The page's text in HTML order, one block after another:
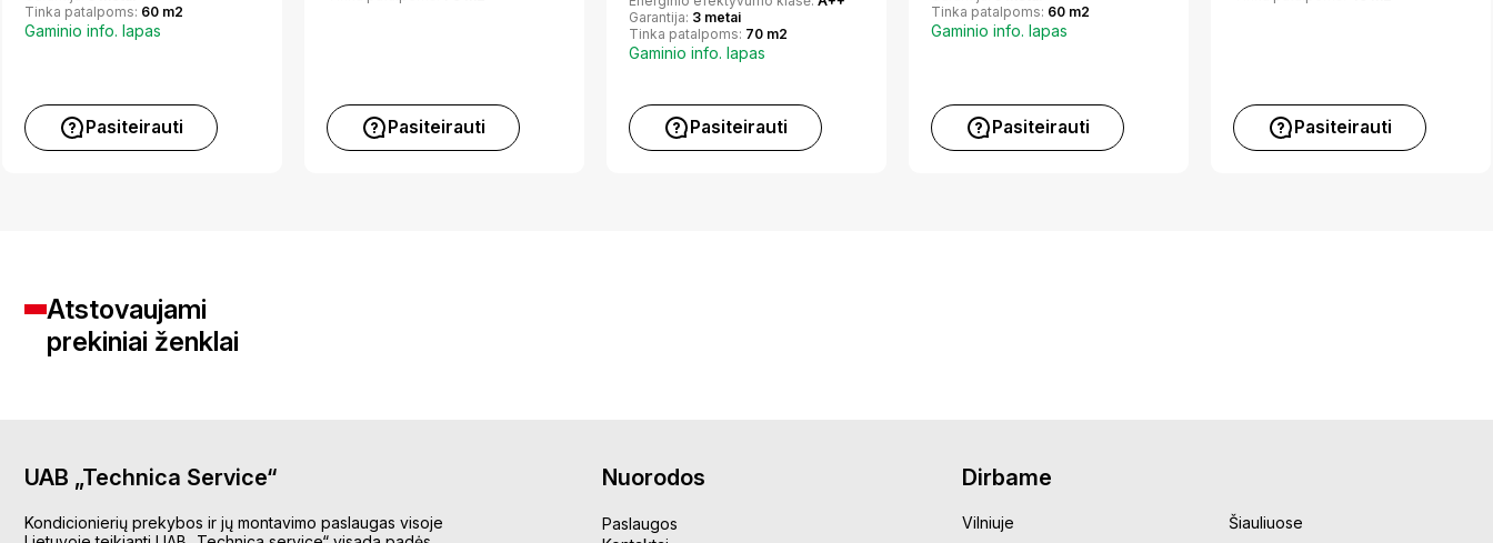
Tinka patalpoms: 60 m2
Gaminio info. lapas
Pasiteirauti Pasiteirauti
Garantija: 3 metai
Tinka patalpoms: 70 m2
Gaminio info. lapas
Pasiteirauti
Tinka patalpoms: 60 m2
Gaminio info. lapas
Pasiteirauti Pasiteirauti
Atstovaujami
prekiniai ženklai
UAB „Technica Service“
Kondicionierių prekybos ir jų montavimo paslaugas visoje
Nuorodos
Paslaugos
Dirbame
Vilniuje
Šiauliuose